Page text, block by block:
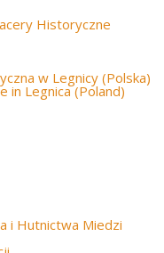
Historyczne
w Legnicy (Polska)
in Legnica (Poland)
i Hutnictwa Miedzi